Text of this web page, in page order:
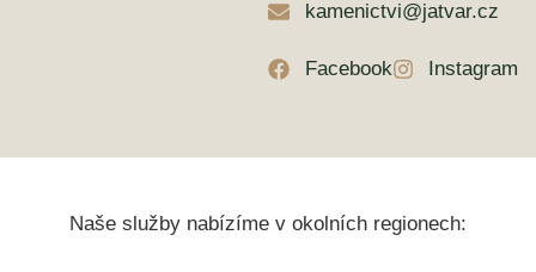
kamenictvi@jatvar.cz
Facebook Instagram
Naše služby nabízíme v okolních regionech: